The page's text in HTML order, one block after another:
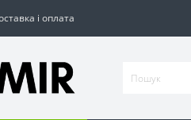
і оплата